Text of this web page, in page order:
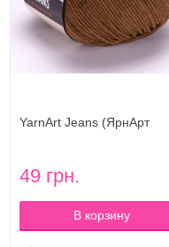
YarnArt Jeans (ЯрнАрт
49 грн.
В корзину